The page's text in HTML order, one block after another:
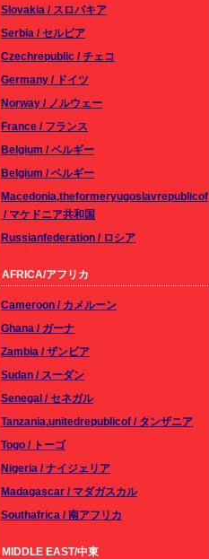
Slovakia / スロバキア
Serbia / セルビア
Czechrepublic / チェコ
Germany / ドイツ
Norway / ノルウェー
France / フランス
Belgium / ベルギー
Belgium / ベルギー
Macedonia,theformeryugoslavrepublicof
/ マケドニア共和国
Russianfederation / ロシア
AFRICA/アフリカ
Cameroon / カメルーン
Ghana / ガーナ
Zambia / ザンビア
Sudan / スーダン
Senegal / セネガル
Tanzania,unitedrepublicof / タンザニア
Togo / トーゴ
Nigeria / ナイジェリア
Madagascar / マダガスカル
Southafrica / 南アフリカ
MIDDLE EAST/中東